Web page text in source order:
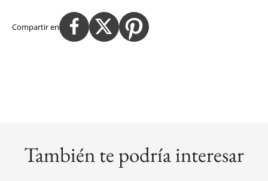
Compartir en
También te podría interesar